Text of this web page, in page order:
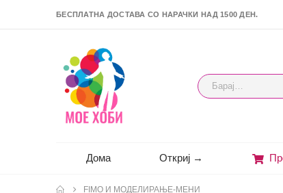
БЕСПЛАТНА ДОСТАВА СО НАРАЧКИ НАД 1500 ДЕН.
Дома Откриј →
FIMO И МОДЕЛИРАЊЕ-МЕНИ